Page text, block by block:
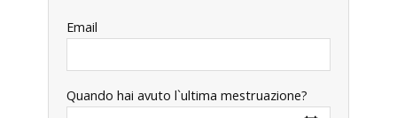
Email
Quando hai avuto l`ultima mestruazione?